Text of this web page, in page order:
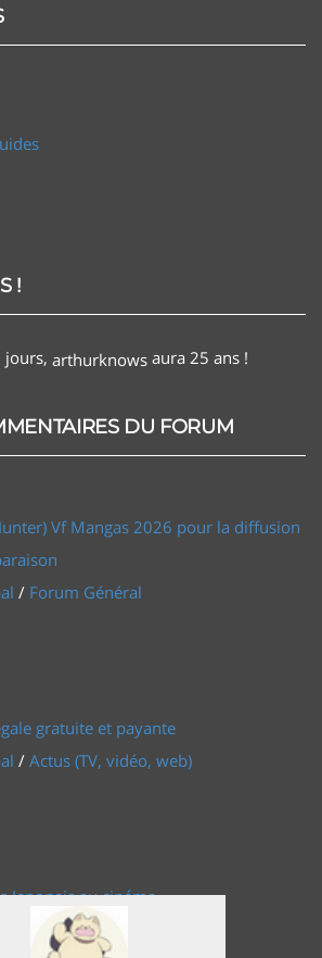
!
jours, arthurknows aura 25 ans !
DU FORUM
Vf Mangas 2026 pour la diffusion
/ Forum Général
gratuite et payante
/ Actus (TV, vidéo, web)
Japonais au cinéma
Actus (TV, vidéo, web)